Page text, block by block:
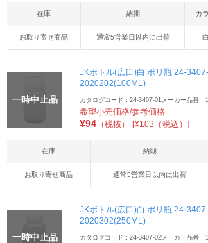
在庫 納期 カ
お取り寄せ商品 通常5営業日以内に出荷 白
一時中止品
JKボトル(広口)白 ポリ瓶 24-
2020202(100ML)
カタログコード：24-3407-01メーカー品番：
希望小売価格/参考価格
¥94 （税抜） [¥103（税込）]
在庫 納期
お取り寄せ商品 通常5営業日以内に出荷
一時中止品
JKボトル(広口)白 ポリ瓶 24-
2020302(250ML)
カタログコード：24-3407-02メーカー品番：